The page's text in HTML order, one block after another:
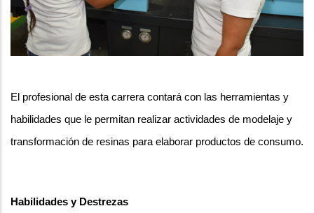
El profesional de esta carrera contará con las herramientas y
habilidades que le permitan realizar actividades de modelaje y
transformación de resinas para elaborar productos de consumo.
Habilidades y Destrezas